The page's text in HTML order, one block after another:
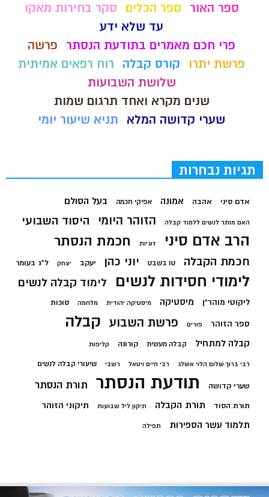
ספר האור
ספר הכלים
סקר בחירות מאקו
עד שלא ידע
פרי חכם מאמרים בתודעת הנסתר
פרשה
פרשת יתרו
קורס קבלה
רוח רפאים אמיתית
שלושת השבועות
שנים מקרא ואחד תרגום שמות
שערי קדושה המלא
תניא שיעור יומי
תגיות נבחרות
אדם סיני אהבה אמונה אפיקי חכמה בעל הסולם
האם מותר לנשים ללמוד קבלה הזוהר היומי היסוד השבועי
הרב אדם סיני זוגיות חכמת הנסתר
חכמת הקבלה טו בשבט יוני כהן יעקב יצחק ל"ג בעומר
לימודי חסידות לנשים לימוד קבלה לנשים
ליקוטי מוהר"ן מיסטיקה מיסטיקה יהודית מלחמה סוכות
ספר הזוהר פורים פרשת השבוע קבלה
קבלה למתחיל קבלה מעשית קורונה קליפות
רבי ברוך שלום הלוי אשלג רבי חיים ויטאל רשבי שיעורי קבלה לנשים
שערי קדושה תודעת הנסתר תורת הנסתר
תורת הסוד תורת הקבלה תיקון ליל שבועות תיקוני הזוהר
תלמוד עשר הספירות תפילה